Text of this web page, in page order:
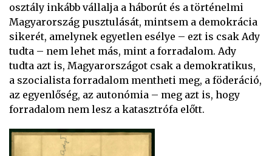
osztály inkább vállalja a háborút és a történelmi
Magyarország pusztulását, mintsem a demokrácia
sikerét, amelynek egyetlen esélye – ezt is csak Ady
tudta – nem lehet más, mint a forradalom. Ady
tudta azt is, Magyarországot csak a demokratikus,
a szocialista forradalom mentheti meg, a föderáció,
az egyenlőség, az autonómia – meg azt is, hogy
forradalom nem lesz a katasztrófa előtt.